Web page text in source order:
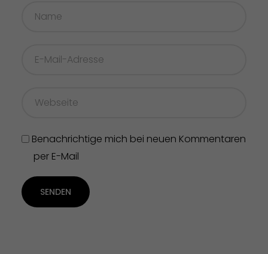
Benachrichtige mich bei neuen Kommentaren
per E-Mail
SENDEN